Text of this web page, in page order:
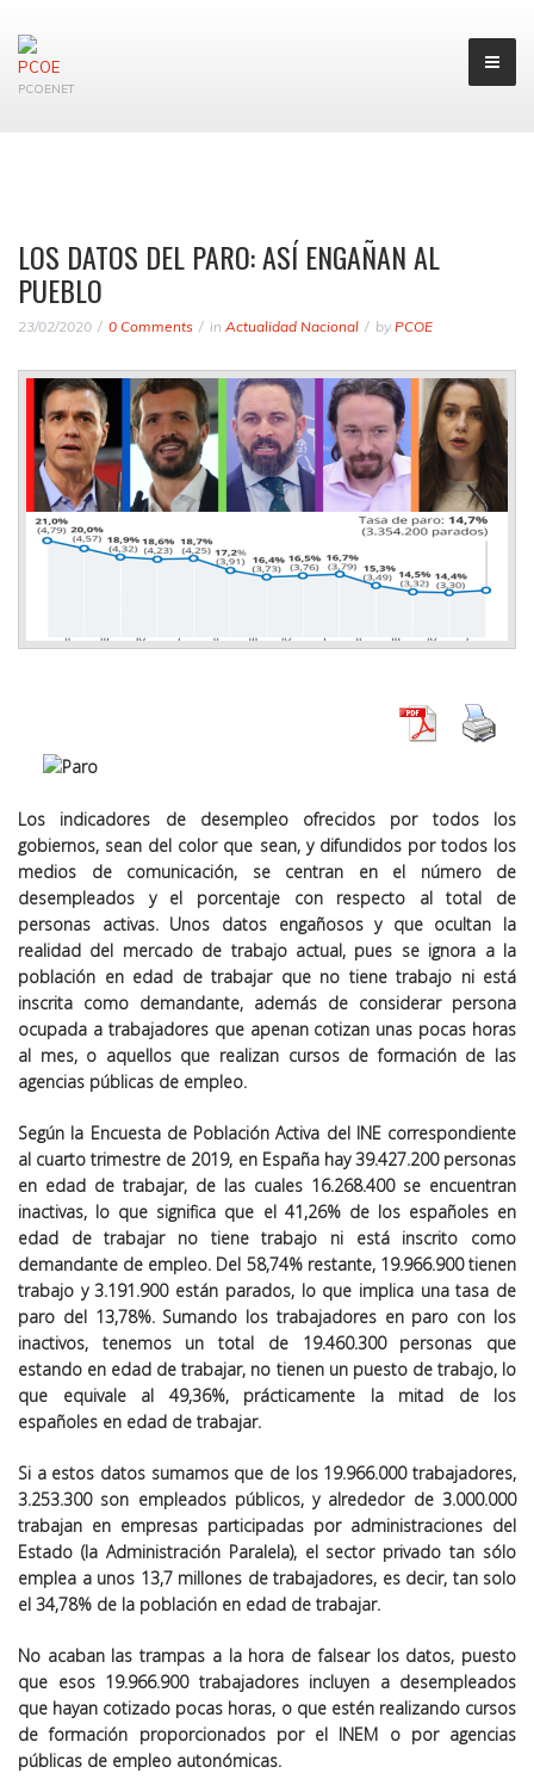
PCOENET
LOS DATOS DEL PARO: ASÍ ENGAÑAN AL
PUEBLO
23/02/2020 0 Comments in Actualidad Nacional by PCOE
Los indicadores de desempleo ofrecidos por todos los
gobiernos, sean del color que sean, y difundidos por todos los
medios de comunicación, se centran en el número de
desempleados y el porcentaje con respecto al total de
personas activas. Unos datos engañosos y que ocultan la
realidad del mercado de trabajo actual, pues se ignora a la
población en edad de trabajar que no tiene trabajo ni está
inscrita como demandante, además de considerar persona
ocupada a trabajadores que apenan cotizan unas pocas horas
al mes, o aquellos que realizan cursos de formación de las
agencias públicas de empleo.
Según la Encuesta de Población Activa del INE correspondiente
al cuarto trimestre de 2019, en España hay 39.427.200 personas
en edad de trabajar, de las cuales 16.268.400 se encuentran
inactivas, lo que significa que el 41,26%de los españoles en
edad de trabajar no tiene trabajo ni está inscrito como
demandante de empleo. Del 58,74% restante, 19.966.900 tienen
trabajo y 3.191.900 están parados, lo que implica una tasa de
paro del 13,78%. Sumando los trabajadores en paro con los
inactivos, tenemos un total de 19.460.300 personas que
estando en edad de trabajar, no tienen un puesto de trabajo, lo
que equivale al 49,36%, prácticamente la mitad de los
españoles en edad de trabajar.
Si a estos datos sumamos que de los 19.966.000 trabajadores,
3.253.300 son empleados públicos, y alrededor de 3.000.000
trabajan en empresas participadas por administraciones del
Estado (la Administración Paralela), el sector privado tan sólo
emplea a unos 13,7 millones de trabajadores, es decir, tan solo
el 34,78% de la población en edad de trabajar.
No acaban las trampas a la hora de falsear los datos, puesto
que esos 19.966.900 trabajadores incluyen a desempleados
que hayan cotizado pocas horas, o que estén realizando cursos
de formación proporcionados por el INEM o por agencias
públicas de empleo autonómicas.